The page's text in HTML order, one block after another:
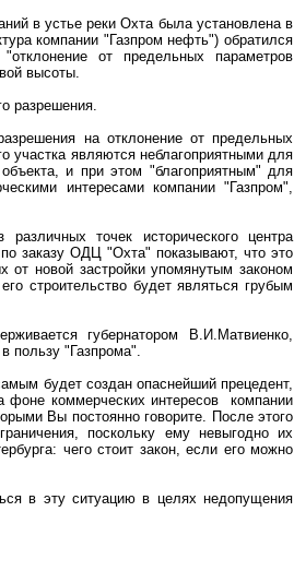
в устье реки Охта была установлена в
компании "Газпром нефть") обратился
от предельных параметров
высоты.
разрешения.
на отклонение от предельных
участка являются неблагоприятными для
и при этом "благоприятным" для
интересами компании "Газпром",
точек исторического центра
заказу ОДЦ "Охта" показывают, что это
от новой застройки упомянутым законом
строительство будет являться грубым
губернатором В.И.Матвиенко,
пользу "Газпрома".
будет создан опаснейший прецедент,
фоне коммерческих интересов компании
Вы постоянно говорите. После этого
поскольку ему невыгодно их
чего стоит закон, если его можно
в эту ситуацию в целях недопущения